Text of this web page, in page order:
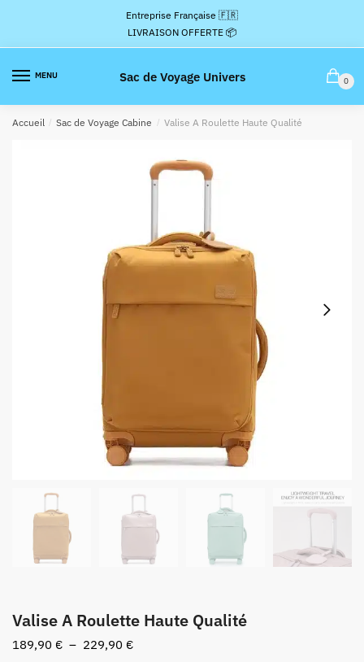
la
navigation
contenu
Entreprise Française 🇫🇷
LIVRAISON OFFERTE 📦
MENU Sac de Voyage Univers 0
Accueil / Sac de Voyage Cabine / Valise A Roulette Haute Qualité
Valise A Roulette Haute Qualité
189,90 € – 229,90 €Plage